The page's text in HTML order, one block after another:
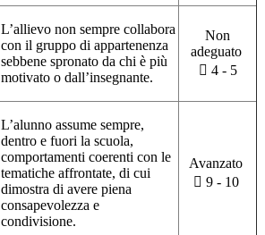
L’allievo non sempre collabora
con il gruppo di appartenenza
sebbene spronato da chi è più
motivato o dall’insegnante.
Non
adeguato
 4 - 5
L’alunno assume sempre,
dentro e fuori la scuola,
comportamenti coerenti con le
tematiche affrontate, di cui
dimostra di avere piena
consapevolezza e
condivisione.
Avanzato
 9 - 10